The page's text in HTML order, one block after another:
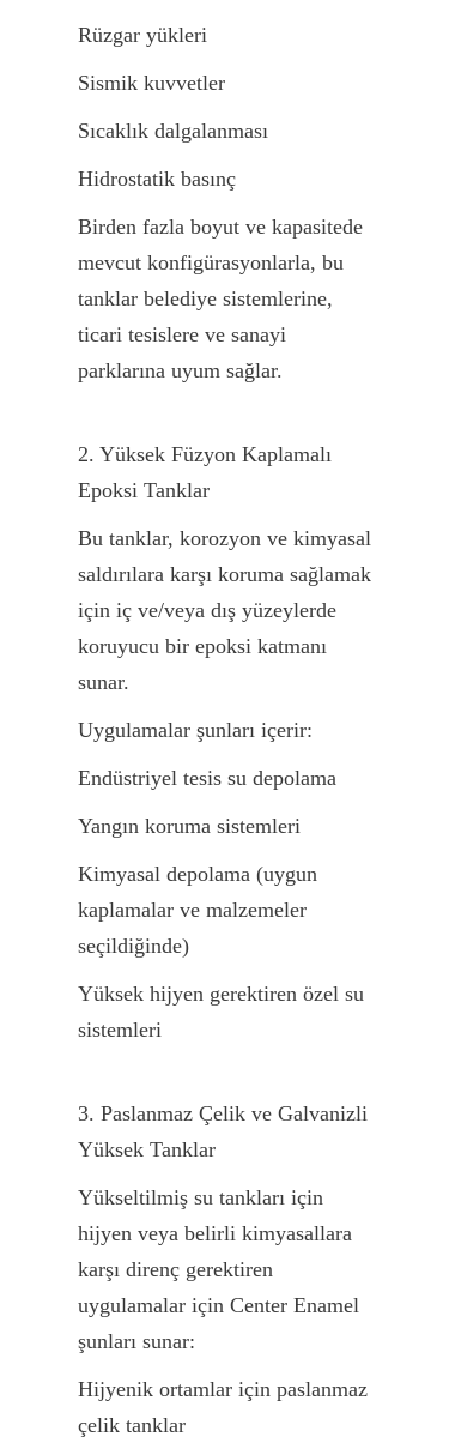
Rüzgar yükleri
Sismik kuvvetler
Sıcaklık dalgalanması
Hidrostatik basınç
Birden fazla boyut ve kapasitede
mevcut konfigürasyonlarla, bu
tanklar belediye sistemlerine,
ticari tesislere ve sanayi
parklarına uyum sağlar.
2. Yüksek Füzyon Kaplamalı
Epoksi Tanklar
Bu tanklar, korozyon ve kimyasal
saldırılara karşı koruma sağlamak
için iç ve/veya dış yüzeylerde
koruyucu bir epoksi katmanı
sunar.
Uygulamalar şunları içerir:
Endüstriyel tesis su depolama
Yangın koruma sistemleri
Kimyasal depolama (uygun
kaplamalar ve malzemeler
seçildiğinde)
Yüksek hijyen gerektiren özel su
sistemleri
3. Paslanmaz Çelik ve Galvanizli
Yüksek Tanklar
Yükseltilmiş su tankları için
hijyen veya belirli kimyasallara
karşı direnç gerektiren
uygulamalar için Center Enamel
şunları sunar:
Hijyenik ortamlar için paslanmaz
çelik tanklar